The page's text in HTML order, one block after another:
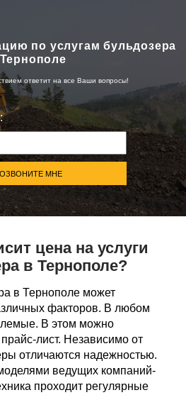
по услугам бульдозера
ответит на все Ваши вопросы!
МНЕ
цена на услуги
в Тернополе?
в Тернополе может
факторов. В любом
В этом можно
лист. Независимо от
отличаются надежностью.
ведущих компаний-
проходит регулярные